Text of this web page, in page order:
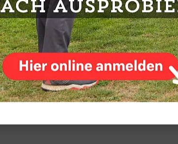
Herren mit nun12 Punkten auf Rang 3in der